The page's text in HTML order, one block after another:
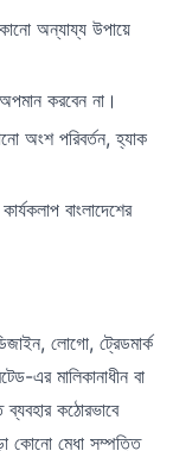
অন্যায্য উপায়ে
করবেন না।
অংশ পরিবর্তন, হ্যাক
বাংলাদেশের
লোগো, ট্রেডমার্ক
এর মালিকানাধীন বা
কঠোরভাবে
কোনো মেধা সম্পত্তি